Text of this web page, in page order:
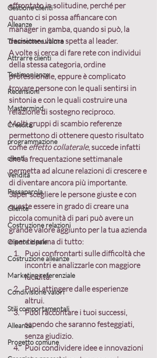
Gestione clienti
Alleanze
Trasmettere valore
Attrarre clienti
Testimonianze
Recensioni
Mastermind
Crescita
programmazione
clienti
Vendita
Passaparola
Cliente
Costruzione relazioni
Cliente ideale
Costruzione alleanze
Marketing referenziale
Condivisione valori
Stili comportamentali
Alleanza
Progetto comune
affrontato in solitudine, perché per
quanto ci si possa affiancare con
manager in gamba, quando si può, la
decisione ultima spetta al leader.
A volte si cerca di fare rete con individui
della stessa categoria, ordine
professionale, eppure è complicato
trovare persone con le quali sentirsi in
sintonia e con le quali costruire una
relazione di sostegno reciproco.
Molti gruppi di scambio referenze
permettono di ottenere questo risultato
come effetto collaterale, succede infatti
che la frequentazione settimanale
permetta ad alcune relazioni di crescere e
di diventare ancora più importante.
Saper scegliere le persone giuste e con
queste essere in grado di creare una
piccola comunità di pari può avere un
grande valore aggiunto per la tua azienda
e per te prima di tutto:
Puoi confrontarti sulle difficoltà che
incontri e analizzarle con maggiore
lucidità.
Puoi attingere dalle esperienze
altrui.
Puoi raccontare i tuoi successi,
sapendo che saranno festeggiati,
senza giudizio.
Puoi condividere idee e innovazioni